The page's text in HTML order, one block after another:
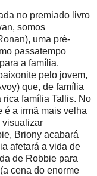
no premiado livro
somos
uma pré-
passatempo
a família.
pelo jovem,
que, de família
rica família Tallis. No
é a irmã mais velha
visualizar
Briony acabará
afetará a vida de
de Robbie para
cena do enorme